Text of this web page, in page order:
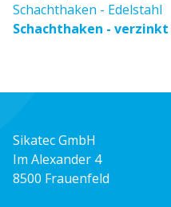
Schachthaken - Edelstahl
Schachthaken - verzinkt
Sikatec GmbH
Im Alexander 4
8500 Frauenfeld